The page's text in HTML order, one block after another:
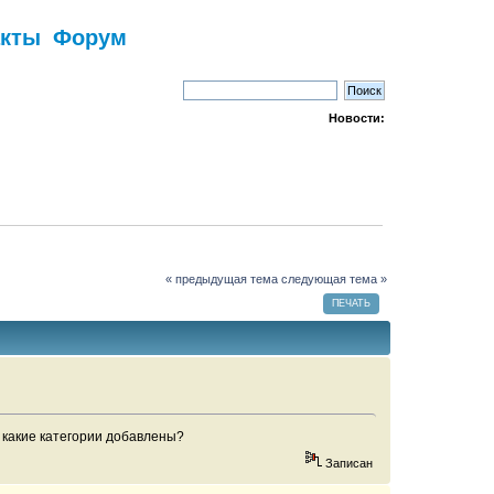
Форум
Новости:
« предыдущая тема следующая тема »
ПЕЧАТЬ
категории добавлены?
Записан